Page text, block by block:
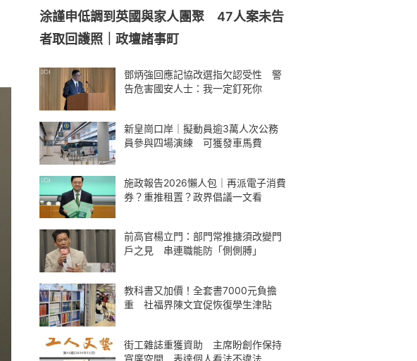
涂謹申低調到英國與家人團聚 47人案未告
者取回護照｜政壇諸事町
鄧炳強回應記協改選指欠認受性 警
告危害國安人士：我一定釘死你
新皇崗口岸｜擬動員逾3萬人次公務
員參與四場演練 可獲發車馬費
施政報告2026懶人包｜再派電子消費
券？重推租置？政界倡議一文看
前高官楊立門：部門常推搪須改變門
戶之見 串連職能防「側側膊」
教科書又加價！全套書7000元負擔
重 社福界陳文宜促恢復學生津貼
街工雜誌重獲資助 主席盼創作保持
寬廣空間 表達個人看法不違法